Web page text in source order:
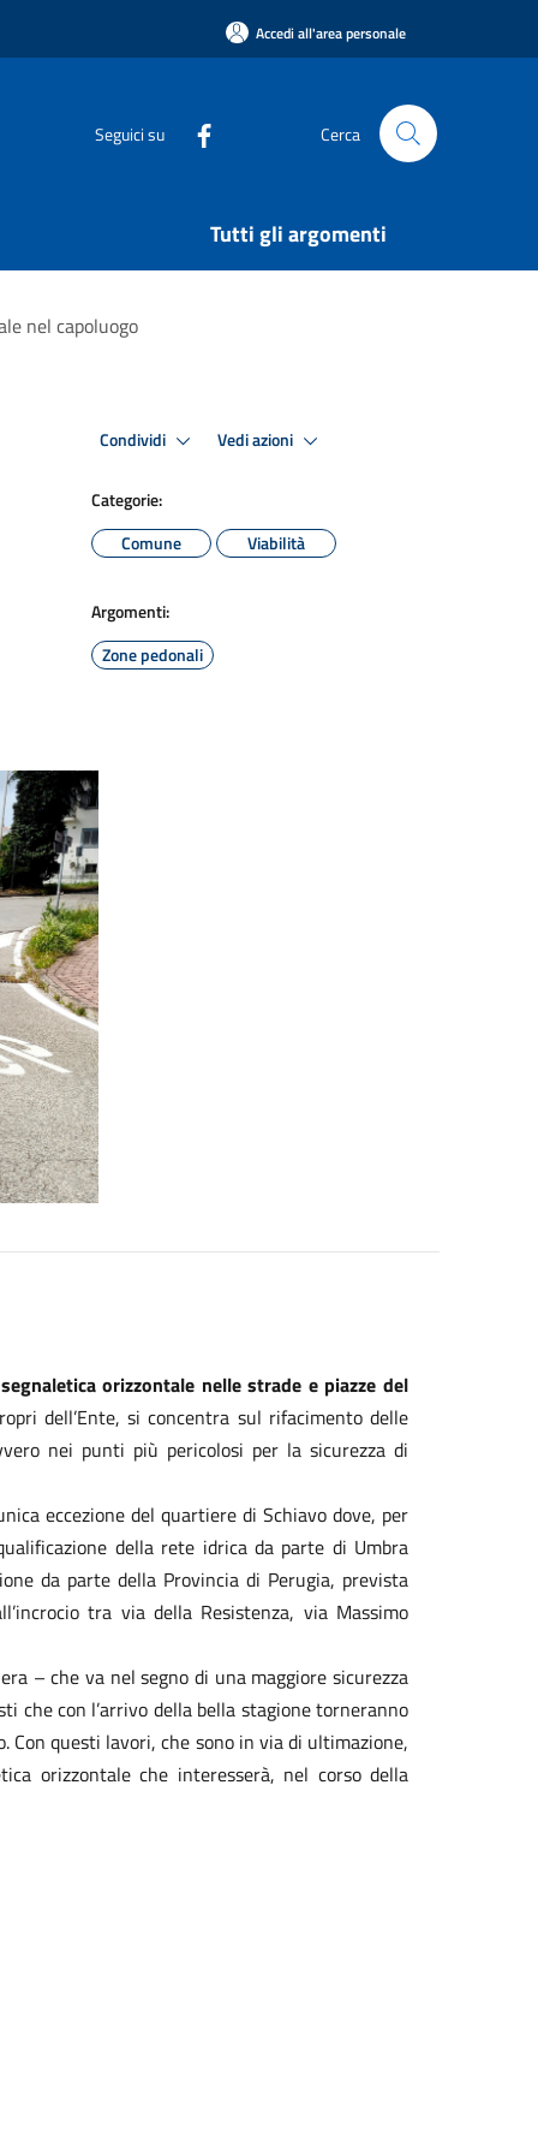
Accedi all'area personale
Seguici su Cerca
Tutti gli argomenti
nel capoluogo
Condividi Vedi azioni
Categorie:
Comune
Viabilità
Argomenti:
Zone pedonali
orizzontale nelle strade e piazze del
dell’Ente, si concentra sul rifacimento delle
nei punti più pericolosi per la sicurezza di
eccezione del quartiere di Schiavo dove, per
della rete idrica da parte di Umbra
da parte della Provincia di Perugia, prevista
tra via della Resistenza, via Massimo
– che va nel segno di una maggiore sicurezza
che con l’arrivo della bella stagione torneranno
Con questi lavori, che sono in via di ultimazione,
orizzontale che interesserà, nel corso della